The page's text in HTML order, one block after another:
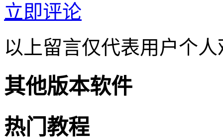
立即评论
以上留言仅代表用户个
其他版本软件
热门教程